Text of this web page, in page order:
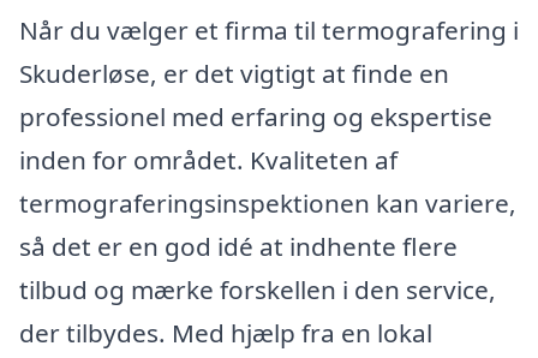
Når du vælger et firma til termografering i
Skuderløse, er det vigtigt at finde en
professionel med erfaring og ekspertise
inden for området. Kvaliteten af
termograferingsinspektionen kan variere,
så det er en god idé at indhente flere
tilbud og mærke forskellen i den service,
der tilbydes. Med hjælp fra en lokal